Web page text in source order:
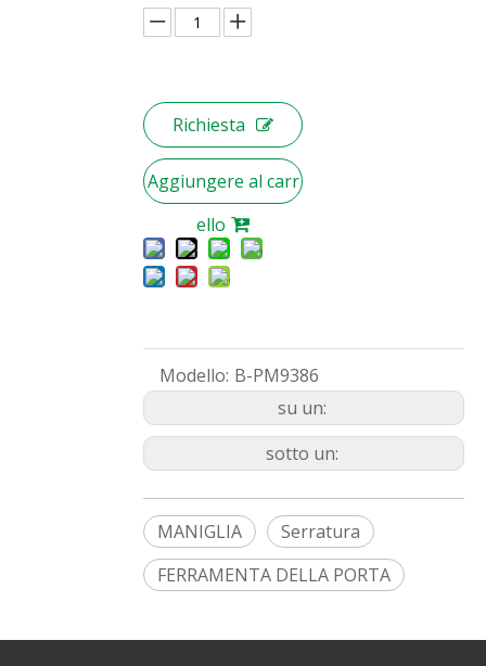
Richiesta
Aggiungere al carr
ello
Modello: B-PM9386
su un:
sotto un:
MANIGLIA
Serratura
FERRAMENTA DELLA PORTA